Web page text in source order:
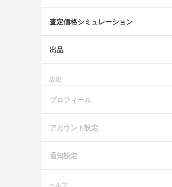
査定価格シミュレーション
出品
設定
プロフィール
アカウント設定
通知設定
ヘルプ